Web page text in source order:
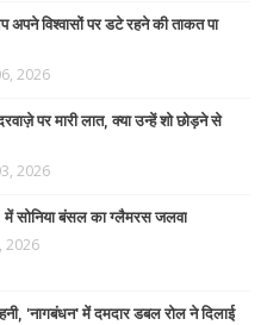
विश्वासों पर डटे रहने की ताकत पा
2026
पर मारी लात, क्या उन्हें शो छोड़ने से
2026
सोनिया बंसल का ग्लैमरस जलवा
2026
'नागबंधन' में दमदार डबल रोल ने दिलाई